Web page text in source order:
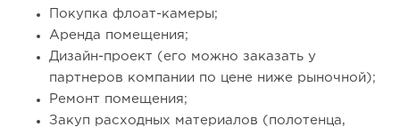
Покупка флоат-камеры;
Аренда помещения;
Дизайн-проект (его можно заказать у
партнеров компании по цене ниже рыночной);
Ремонт помещения;
Закуп расходных материалов (полотенца,